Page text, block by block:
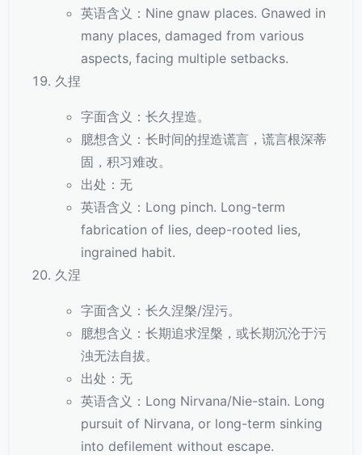
英语含义：Nine gnaw places. Gnawed in
many places, damaged from various
aspects, facing multiple setbacks.
久捏
字面含义：长久捏造。
臆想含义：长时间的捏造谎言，谎言根深蒂
固，积习难改。
出处：无
英语含义：Long pinch. Long-term
fabrication of lies, deep-rooted lies,
ingrained habit.
久涅
字面含义：长久涅槃/涅污。
臆想含义：长期追求涅槃，或长期沉沦于污
浊无法自拔。
出处：无
英语含义：Long Nirvana/Nie-stain. Long
pursuit of Nirvana, or long-term sinking
into defilement without escape.